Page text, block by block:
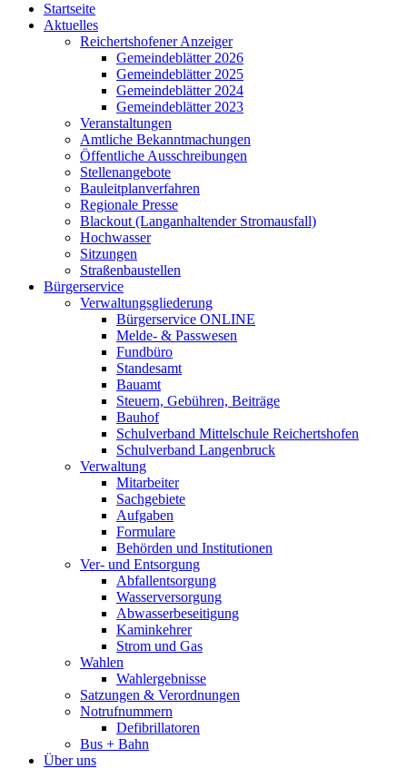
Startseite
Aktuelles
Reichertshofener Anzeiger
Gemeindeblätter 2026
Gemeindeblätter 2025
Gemeindeblätter 2024
Gemeindeblätter 2023
Veranstaltungen
Amtliche Bekanntmachungen
Öffentliche Ausschreibungen
Stellenangebote
Bauleitplanverfahren
Regionale Presse
Blackout (Langanhaltender Stromausfall)
Hochwasser
Sitzungen
Straßenbaustellen
Bürgerservice
Verwaltungsgliederung
Bürgerservice ONLINE
Melde- & Passwesen
Fundbüro
Standesamt
Bauamt
Steuern, Gebühren, Beiträge
Bauhof
Schulverband Mittelschule Reichertshofen
Schulverband Langenbruck
Verwaltung
Mitarbeiter
Sachgebiete
Aufgaben
Formulare
Behörden und Institutionen
Ver- und Entsorgung
Abfallentsorgung
Wasserversorgung
Abwasserbeseitigung
Kaminkehrer
Strom und Gas
Wahlen
Wahlergebnisse
Satzungen & Verordnungen
Notrufnummern
Defibrillatoren
Bus + Bahn
Über uns